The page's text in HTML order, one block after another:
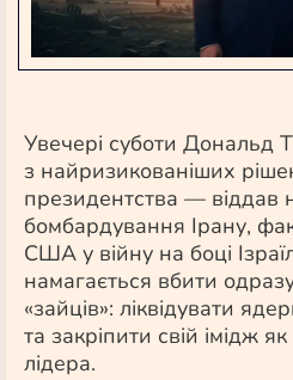
Увечері суботи Дональд
з найризикованіших
президентства — віддав
бомбардування Ірану,
США у війну на боці
намагається вбити
«зайців»: ліквідувати
та закріпити свій імідж
лідера.